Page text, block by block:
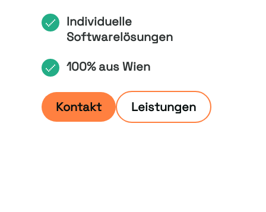
Individuelle
Softwarelösungen
100% aus Wien
Kontakt Leistungen